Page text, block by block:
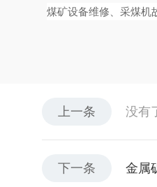
煤矿设备维修、采煤机
上一条 没有
下一条 金属